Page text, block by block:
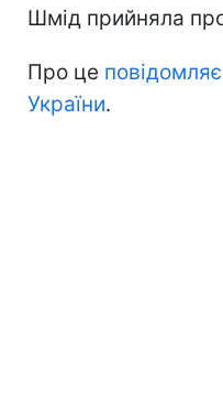
Шмід прийняла
Про це
України.